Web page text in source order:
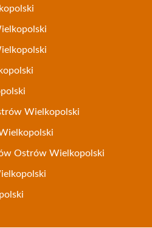
Wielkopolski
Ostrów Wielkopolski